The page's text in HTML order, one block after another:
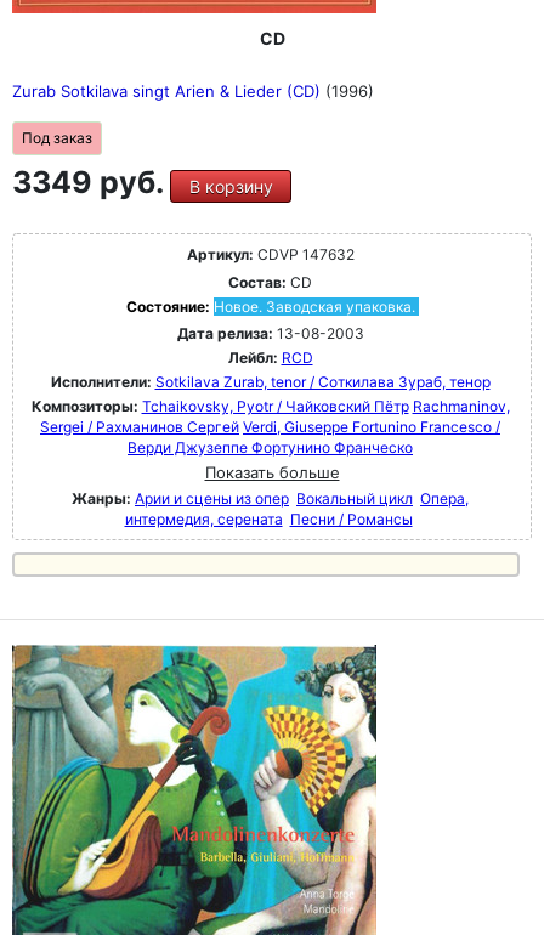
CD
Zurab Sotkilava singt Arien & Lieder (CD) (1996)
Под заказ
3349 руб. В корзину
Артикул: CDVP 147632
Состав: CD
Состояние: Новое. Заводская упаковка.
Дата релиза: 13-08-2003
Лейбл: RCD
Исполнители: Sotkilava Zurab, tenor / Соткилава Зураб, тенор
Композиторы: Tchaikovsky, Pyotr / Чайковский Пётр Rachmaninov,
Sergei / Рахманинов Сергей Verdi, Giuseppe Fortunino Francesco /
Верди Джузеппе Фортунино Франческо
Показать больше
Жанры: Арии и сцены из опер Вокальный цикл Опера,
интермедия, серената Песни / Романсы